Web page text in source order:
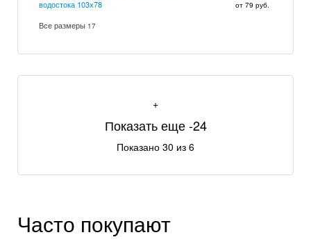
водостока 103х78
от 79 руб.
Все размеры 17
+
Показать еще -24
Показано 30 из 6
Часто покупают